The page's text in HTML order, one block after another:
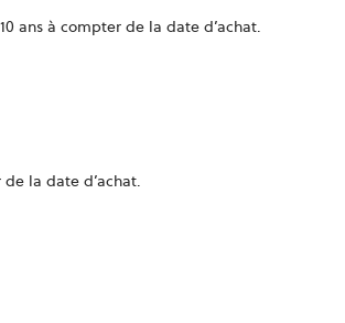
ans à compter de la date d’achat.
la date d’achat.